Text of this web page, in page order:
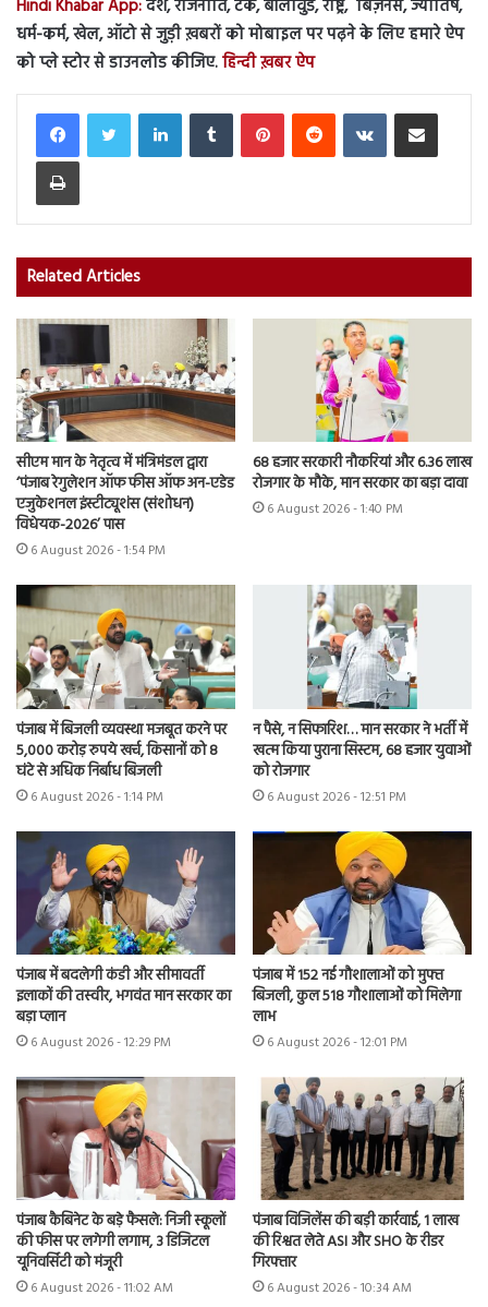
Hindi Khabar App:देश, राजनीति, टेक, बॉलीवुड, राष्ट्र, बिज़नेस, ज्योतिष,
धर्म-कर्म, खेल, ऑटो से जुड़ी ख़बरों को मोबाइल पर पढ़ने के लिए हमारे ऐप
को प्ले स्टोर से डाउनलोड कीजिए.हिन्दी ख़बर ऐप
LinkedInTumblr PinterestReddit VKontakteShare via Email
Print
Related Articles
सीएम मान के नेतृत्व में मंत्रिमंडल द्वारा
‘पंजाब रेगुलेशन ऑफ फीस ऑफ अन-एडेड
एजुकेशनल इंस्टीट्यूशंस (संशोधन)
विधेयक-2026’ पास
6 August 2026 - 1:54 PM
68 हजार सरकारी नौकरियां और 6.36 लाख
रोजगार के मौके, मान सरकार का बड़ा दावा
6 August 2026 - 1:40 PM
पंजाब में बिजली व्यवस्था मजबूत करने पर
5,000 करोड़ रुपये खर्च, किसानों को 8
घंटे से अधिक निर्बाध बिजली
6 August 2026 - 1:14 PM
न पैसे, न सिफारिश… मान सरकार ने भर्ती में
खत्म किया पुराना सिस्टम, 68 हजार युवाओं
को रोजगार
6 August 2026 - 12:51 PM
पंजाब में बदलेगी कंडी और सीमावर्ती
इलाकों की तस्वीर, भगवंत मान सरकार का
बड़ा प्लान
6 August 2026 - 12:29 PM
पंजाब में 152 नई गौशालाओं को मुफ्त
बिजली, कुल 518 गौशालाओं को मिलेगा
लाभ
6 August 2026 - 12:01 PM
पंजाब कैबिनेट के बड़े फैसले: निजी स्कूलों
की फीस पर लगेगी लगाम, 3 डिजिटल
यूनिवर्सिटी को मंजूरी
6 August 2026 - 11:02 AM
पंजाब विजिलेंस की बड़ी कार्रवाई, 1 लाख
की रिश्वत लेते ASI और SHO के रीडर
गिरफ्तार
6 August 2026 - 10:34 AM